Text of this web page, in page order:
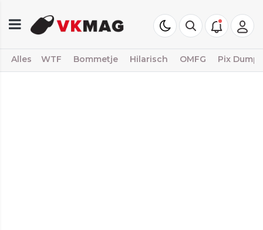
Alles WTF Bommetje Hilarisch OMFG Pix Dump